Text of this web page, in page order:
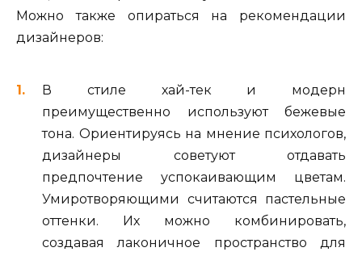
Можно также опираться на рекомендации
дизайнеров:
В стиле хай-тек и модерн
преимущественно используют бежевые
тона. Ориентируясь на мнение психологов,
дизайнеры советуют отдавать
предпочтение успокаивающим цветам.
Умиротворяющими считаются пастельные
оттенки. Их можно комбинировать,
создавая лаконичное пространство для